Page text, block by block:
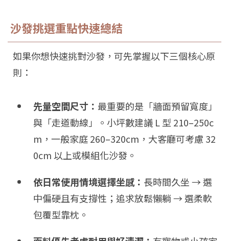
沙發挑選重點快速總結
如果你想快速挑對沙發，可先掌握以下三個核心原
則：
先量空間尺寸： 最重要的是「牆面預留寬度」
與「走道動線」。小坪數建議 L 型 210–250c
m，一般家庭 260–320cm，大客廳可考慮 32
0cm 以上或模組化沙發。
依日常使用情境選擇坐感： 長時間久坐 → 選
中偏硬且有支撐性；追求放鬆懶躺 → 選柔軟
包覆型靠枕。